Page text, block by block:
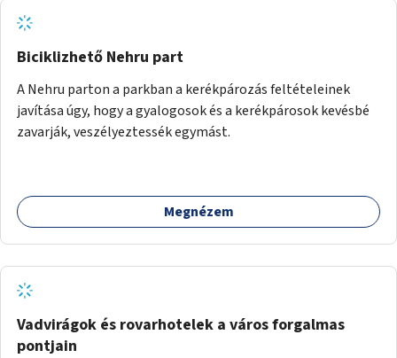
Biciklizhető Nehru part
A Nehru parton a parkban a kerékpározás feltételeinek
javítása úgy, hogy a gyalogosok és a kerékpárosok kevésbé
zavarják, veszélyeztessék egymást.
Megnézem
Vadvirágok és rovarhotelek a város forgalmas
pontjain